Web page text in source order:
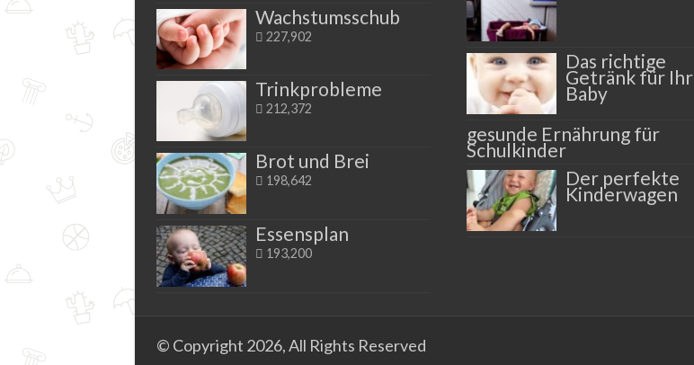
Wachstumsschub
227,902
Trinkprobleme
212,372
Brot und Brei
198,642
Essensplan
193,200
Das richtige
Getränk für Ihr
Baby
gesunde Ernährung für
Schulkinder
Der perfekte
Kinderwagen
© Copyright 2026, All Rights Reserved